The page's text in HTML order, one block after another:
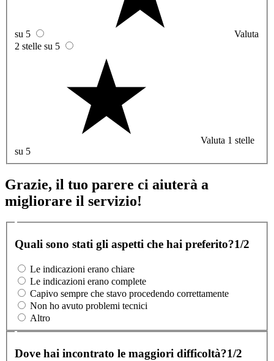
su 5
Valuta
2 stelle su 5
Valuta 1 stelle
su 5
Grazie, il tuo parere ci aiuterà a
migliorare il servizio!
Quali sono stati gli aspetti che hai preferito?1/2
Le indicazioni erano chiare
Le indicazioni erano complete
Capivo sempre che stavo procedendo correttamente
Non ho avuto problemi tecnici
Altro
Dove hai incontrato le maggiori difficoltà?1/2